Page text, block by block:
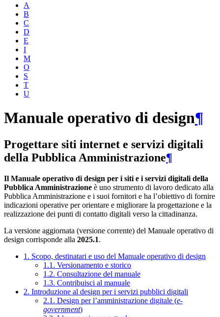
A
B
C
D
E
I
M
O
S
T
U
Manuale operativo di design¶
Progettare siti internet e servizi digitali
della Pubblica Amministrazione¶
Il Manuale operativo di design per i siti e i servizi digitali della
Pubblica Amministrazione è uno strumento di lavoro dedicato alla
Pubblica Amministrazione e i suoi fornitori e ha l’obiettivo di fornire
indicazioni operative per orientare e migliorare la progettazione e la
realizzazione dei punti di contatto digitali verso la cittadinanza.
La versione aggiornata (versione corrente) del Manuale operativo di
design corrisponde alla 2025.1.
1. Scopo, destinatari e uso del Manuale operativo di design
1.1. Versionamento e storico
1.2. Consultazione del manuale
1.3. Contribuisci al manuale
2. Introduzione al design per i servizi pubblici digitali
2.1. Design per l’amministrazione digitale (e-
government)